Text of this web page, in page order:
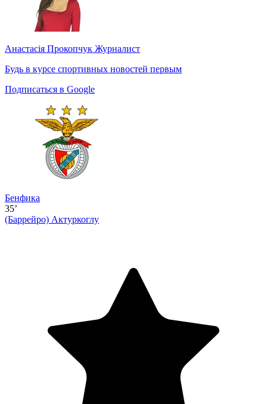
Анастасія Прокопчук Журналист
Будь в курсе спортивных новостей первым
Подписаться в Google
Бенфика
35’
(Баррейро) Актуркоглу